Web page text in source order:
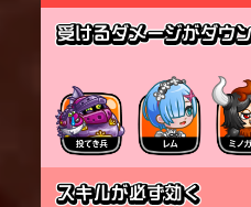
その後、墨の玉と打ち上げ
の範囲にダメージを与える
打ち上げた敵の数に応じ
昇する。
空に飛び上がってからスパ
ャラ扱いとなる。